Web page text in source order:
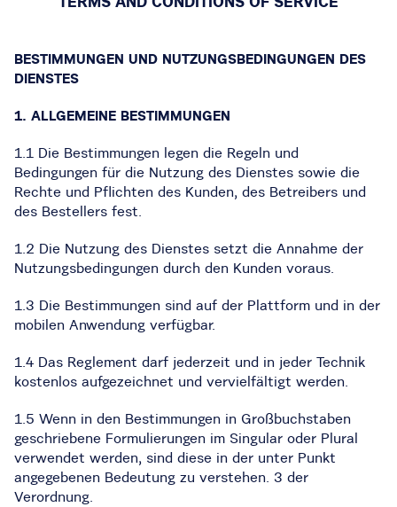
BESTIMMUNGEN UND NUTZUNGSBEDINGUNGEN DES
DIENSTES
1. ALLGEMEINE BESTIMMUNGEN
1.1 Die Bestimmungen legen die Regeln und
Bedingungen für die Nutzung des Dienstes sowie die
Rechte und Pflichten des Kunden, des Betreibers und
des Bestellers fest.
1.2 Die Nutzung des Dienstes setzt die Annahme der
Nutzungsbedingungen durch den Kunden voraus.
1.3 Die Bestimmungen sind auf der Plattform und in der
mobilen Anwendung verfügbar.
1.4 Das Reglement darf jederzeit und in jeder Technik
kostenlos aufgezeichnet und vervielfältigt werden.
1.5 Wenn in den Bestimmungen in Großbuchstaben
geschriebene Formulierungen im Singular oder Plural
verwendet werden, sind diese in der unter Punkt
angegebenen Bedeutung zu verstehen. 3 der
Verordnung.